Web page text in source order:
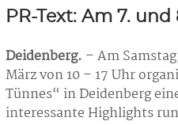
PR-Text: Am 7.
Deidenberg. – Am
März von 10 – 17 Uhr
Tünnes“ in Deidenberg
interessante Highlights